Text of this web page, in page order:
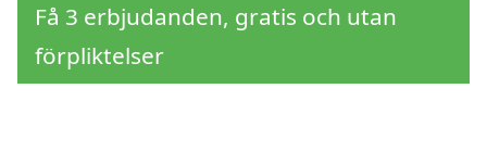
Få 3 erbjudanden, gratis och utan
förpliktelser